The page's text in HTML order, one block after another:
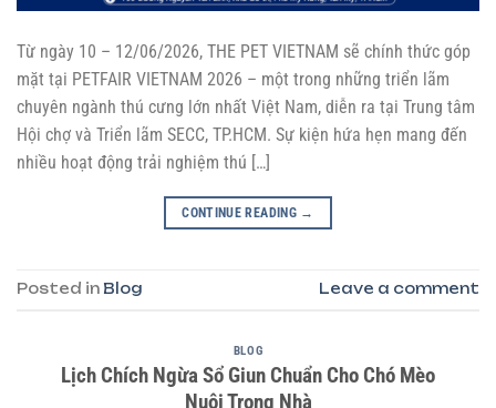
Từ ngày 10 – 12/06/2026, THE PET VIETNAM sẽ chính thức góp
mặt tại PETFAIR VIETNAM 2026 – một trong những triển lãm
chuyên ngành thú cưng lớn nhất Việt Nam, diễn ra tại Trung tâm
Hội chợ và Triển lãm SECC, TP.HCM. Sự kiện hứa hẹn mang đến
nhiều hoạt động trải nghiệm thú […]
CONTINUE READING →
Posted in Blog Leave a comment
BLOG
Lịch Chích Ngừa Sổ Giun Chuẩn Cho Chó Mèo
Nuôi Trong Nhà